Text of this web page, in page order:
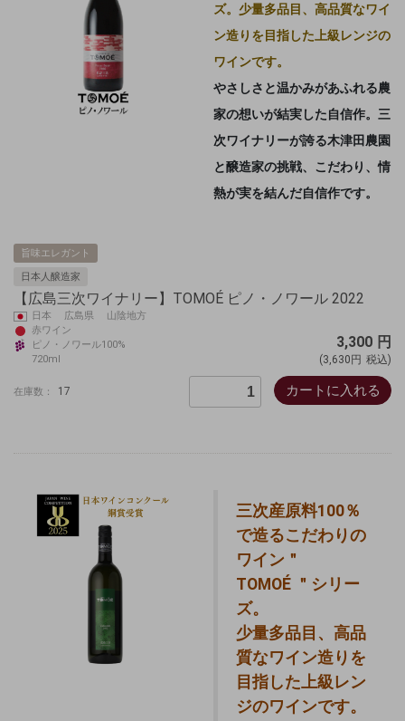
ズ。 少量多品目、高品質なワイ
ン造りを目指した上級レンジの
ワインです。
やさしさと温かみがあふれる農
家の想いが結実した自信作。 三
次ワイナリーが誇る木津田農園
と醸造家の挑戦、こだわり、情
熱が実を結んだ自信作です。
旨味エレガント
日本人醸造家
【広島三次ワイナリー】TOMOÉ ピノ・ノワール 2022
日本 広島県 山陰地方
赤ワイン
ピノ・ノワール100%
720ml
3,300 円
(3,630円 税込)
在庫数： 17 カートに入れる
三次産原料100％
で造るこだわりの
ワイン＂
TOMOÉ ＂シリー
ズ。
少量多品目、高品
質なワイン造りを
目指した上級レン
ジのワインです。